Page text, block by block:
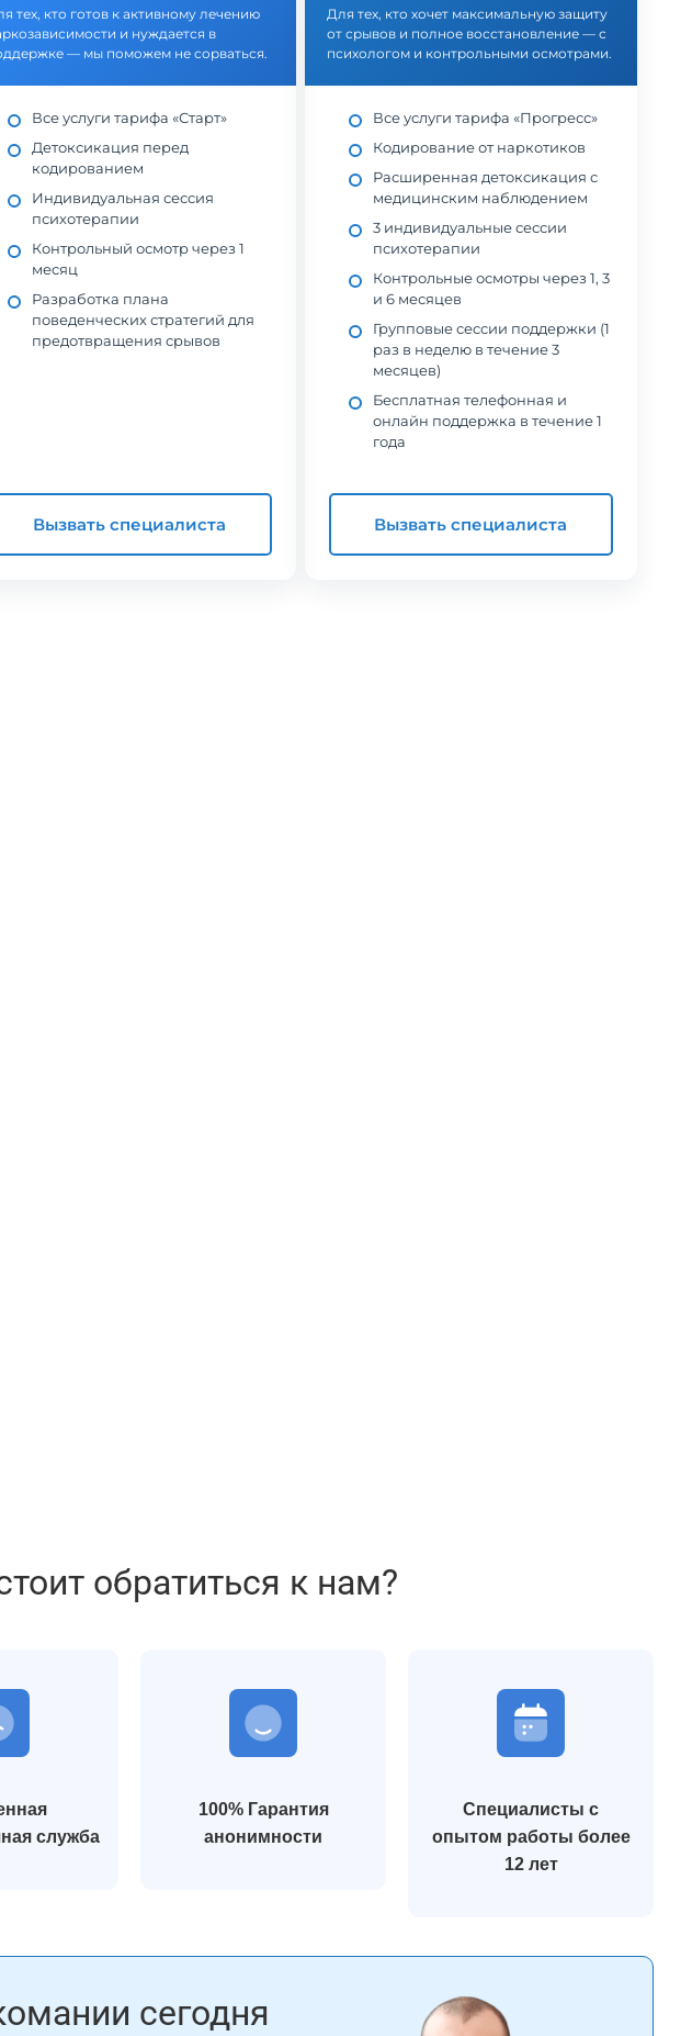
тех, кто готов к активному лечению
и нуждается в
— мы поможем не сорваться.
Все услуги тарифа «Старт»
Детоксикация перед
кодированием
Индивидуальная сессия
психотерапии
Контрольный осмотр через 1
месяц
Разработка плана
поведенческих стратегий для
предотвращения срывов
Вызвать специалиста
Для тех, кто хочет максимальную защиту
от срывов и полное восстановление — с
психологом и контрольными осмотрами.
Все услуги тарифа «Прогресс»
Кодирование от наркотиков
Расширенная детоксикация с
медицинским наблюдением
3 индивидуальные сессии
психотерапии
Контрольные осмотры через 1, 3
и 6 месяцев
Групповые сессии поддержки (1
раз в неделю в течение 3
месяцев)
Бесплатная телефонная и
онлайн поддержка в течение 1
года
Вызвать специалиста
обратиться к нам?
служба
100% Гарантия
анонимности
Специалисты с
опытом работы более
12 лет
сегодня